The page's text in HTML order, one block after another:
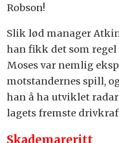
Robson!
Slik lød manager
han fikk det som
Moses var nemlig
motstandernes spill,
han å ha utviklet
lagets fremste
Skademareritt